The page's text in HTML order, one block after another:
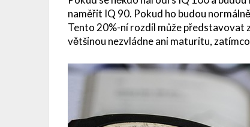
naměřit IQ 90. Pokud ho budou
Tento 20%-ní rozdíl může představovat
většinou nezvládne ani maturitu,